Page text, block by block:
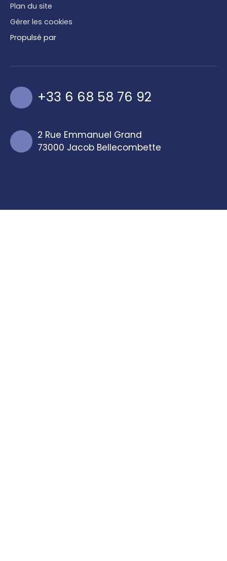
Plan du site
Gérer les cookies
Propulsé par
+33 6 68 58 76 92
2 Rue Emmanuel Grand
73000 Jacob Bellecombette